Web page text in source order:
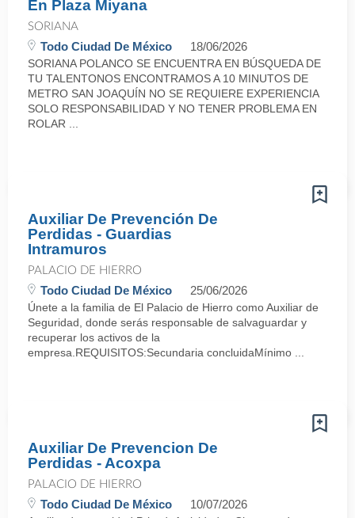
En Plaza Miyana
SORIANA
Todo Ciudad De México 18/06/2026
SORIANA POLANCO SE ENCUENTRA EN BÚSQUEDA DE
TU TALENTONOS ENCONTRAMOS A 10 MINUTOS DE
METRO SAN JOAQUÍN NO SE REQUIERE EXPERIENCIA
SOLO RESPONSABILIDAD Y NO TENER PROBLEMA EN
ROLAR ...
Auxiliar De Prevención De
Perdidas - Guardias
Intramuros
PALACIO DE HIERRO
Todo Ciudad De México 25/06/2026
Únete a la familia de El Palacio de Hierro como Auxiliar de
Seguridad, donde serás responsable de salvaguardar y
recuperar los activos de la
empresa.REQUISITOS:Secundaria concluidaMínimo ...
Auxiliar De Prevencion De
Perdidas - Acoxpa
PALACIO DE HIERRO
Todo Ciudad De México 10/07/2026